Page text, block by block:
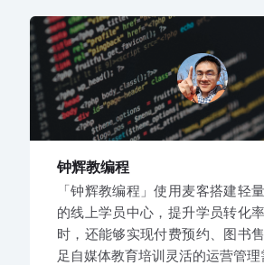
钟辉教编程
「钟辉教编程」使用麦客搭建轻
的线上学员中心，提升学员转化
时，还能够实现付费预约、图书
足自媒体教育培训灵活的运营管理